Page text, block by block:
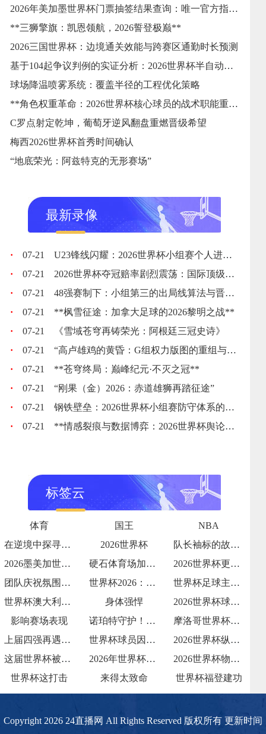
2026年美加墨世界杯门票抽签结果查询：唯一官方指定24直播网
**三狮擎旗：凯恩领航，2026誓登极巅**
2026三国世界杯：边境通关效能与跨赛区通勤时长预测
基于104起争议判例的实证分析：2026世界杯半自动越位系统触发逻辑与判准精度的优化校准
球场降温喷雾系统：覆盖半径的工程优化策略
**角色权重革命：2026世界杯核心球员的战术职能重塑**
C罗点射定乾坤，葡萄牙逆风翻盘重燃晋级希望
梅西2026世界杯首秀时间确认
“地底荣光：阿兹特克的无形赛场”
最新录像
· 07-21
U23锋线闪耀：2026世界杯小组赛个人进球全记录
·
07-21
2026世界杯夺冠赔率剧烈震荡：国际顶级机构最新榜单出炉
·
07-21
48强赛制下：小组第三的出局线算法与晋级门槛推演
·
07-21
**枫雪征途：加拿大足球的2026黎明之战**
·
07-21
《雪域苍穹再铸荣光：阿根廷三冠史诗》
·
07-21
“高卢雄鸡的黄昏：G组权力版图的重组与裂变”
·
07-21
**苍穹终局：巅峰纪元·不灭之冠**
·
07-21
“刚果（金）2026：赤道雄狮再踏征途”
·
07-21
钢铁壁垒：2026世界杯小组赛防守体系的极致博弈
·
07-21 **情感裂痕与数据博弈：2026世界杯舆论风暴的多维解构**
标签云
体育 国王
NBA
在逆境中探寻破局之光
2026世界杯
队长袖标的故事传承与责任
2026墨美加世界杯：48队赛制下种子队
硬石体育场加勒比海季风期的排水系统测试：
2026世界杯更衣室狂欢视频流出
团队庆祝氛围拉满
世界杯2026：哪支球队的“战术执行力”
世界杯足球主题夏令营报名火爆
世界杯澳大利亚：亚洲袋鼠
身体强悍
2026世界杯球队内讧传闻
影响赛场表现
诺珀特守护！32 岁荷兰门神世界杯屏障
摩洛哥世界杯淘汰赛赛程
上届四强再遇强敌
世界杯球员因发型像鸡冠被解说调侃
2026世界杯纵容天价票
这届世界杯被批贪婪
2026年世界杯：小组赛72场与淘汰赛3
2026世界杯物流中冷链餐食的三国检疫标
世界杯这打击
来得太致命 世界杯福登建功
Copyright 2026 24直播网 All Rights Reserved 版权所有 更新时间